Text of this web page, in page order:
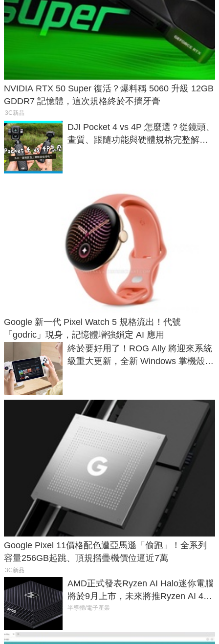
NVIDIA RTX 50 Super 復活？爆料稱 5060 升級 12GB
GDDR7 記憶體，這次規格終於不擠牙膏
3C新品
DJI Pocket 4 vs 4P 怎麼選？從鏡頭、
畫質、跟隨功能與硬體規格完整解
Google 新一代 Pixel Watch 5 規格流出！代號
「godric」現身，記憶體增強鎖定 AI 應用
終於要好用了！ROG Ally 將迎來系統
級重大更新，全新 Windows 掌機殼模
Google Pixel 11價格配色遭亞馬遜「偷跑」！全系列
容量256GB起跳、頂規摺疊機價位逼近7萬
3C新品
AMD正式發表Ryzen AI Halo迷你電腦
將於9月上市，未來將推Ryzen AI 400
Max系列處理器與對應升級版
半導體/電子產業